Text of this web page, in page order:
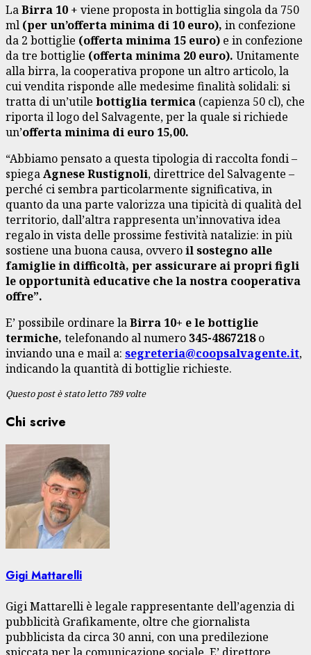
LaBirra 10 + viene proposta in bottiglia singola da 750
ml (per un’offerta minima di 10 euro), in confezione
da 2 bottiglie (offerta minima 15 euro) e in confezione
da tre bottiglie (offerta minima 20 euro). Unitamente
alla birra, la cooperativa propone un altro articolo, la
cui vendita risponde alle medesime finalità solidali: si
tratta di un’utile bottiglia termica (capienza 50 cl), che
riporta il logo del Salvagente, per la quale si richiede
un’offerta minima di euro 15,00.
“Abbiamo pensato a questa tipologia di raccolta fondi –
spiegaAgnese Rustignoli, direttrice del Salvagente –
perché ci sembra particolarmente significativa, in
quanto da una parte valorizza una tipicità di qualità del
territorio, dall’altra rappresenta un’innovativa idea
regalo in vista delle prossime festività natalizie: in più
sostiene una buona causa, ovveroil sostegno alle
famiglie in difficoltà, per assicurare ai propri figli
le opportunità educative che la nostra cooperativa
offre”.
E’ possibile ordinare laBirra 10+ e le bottiglie
termiche, telefonando al numero 345-4867218o
inviando una e mail a: segreteria@coopsalvagente.it,
indicando la quantità di bottiglie richieste.
Questo post è stato letto 789 volte
Chi scrive
Gigi Mattarelli
Gigi Mattarelli è legale rappresentante dell’agenzia di
pubblicità Grafikamente, oltre che giornalista
pubblicista da circa 30 anni, con una predilezione